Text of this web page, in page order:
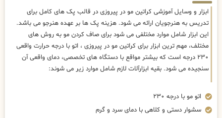
ابزار و وسایل آموزشی کراتین مو در پیروزی در قالب پک های کامل برای
تدریس به هنرجویان ارائه می شود. هزینه پک ها بر عهده هنرجو می باشد.
این ابزار شامل موارد مختلفی می شود برای صاف کردن مو به روش های
مختلف، مهم ترین ابزار برای کراتین مو در پیروزی ، اتو با درجه حرارت واقعی
۲۳۰ درجه است که بیشتر مواقع با دستگاه های تخصصی، دمای واقعی آن
سنجیده می شود. بقیه ابزارآلات لازم شامل موارد زیر می شوند:
اتو مو با درجه ۲۳۰
سشوار دستی و کلاهی با دمای سرد و گرم